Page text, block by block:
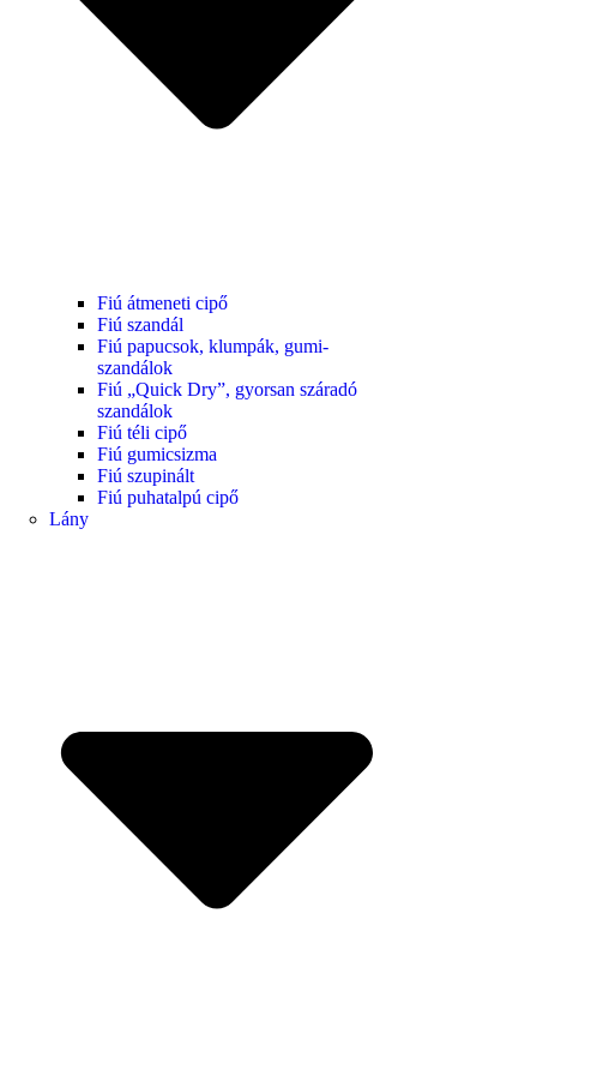
Fiú átmeneti cipő
Fiú szandál
Fiú papucsok, klumpák, gumi-
szandálok
Fiú „Quick Dry”, gyorsan száradó
szandálok
Fiú téli cipő
Fiú gumicsizma
Fiú szupinált
Fiú puhatalpú cipő
Lány